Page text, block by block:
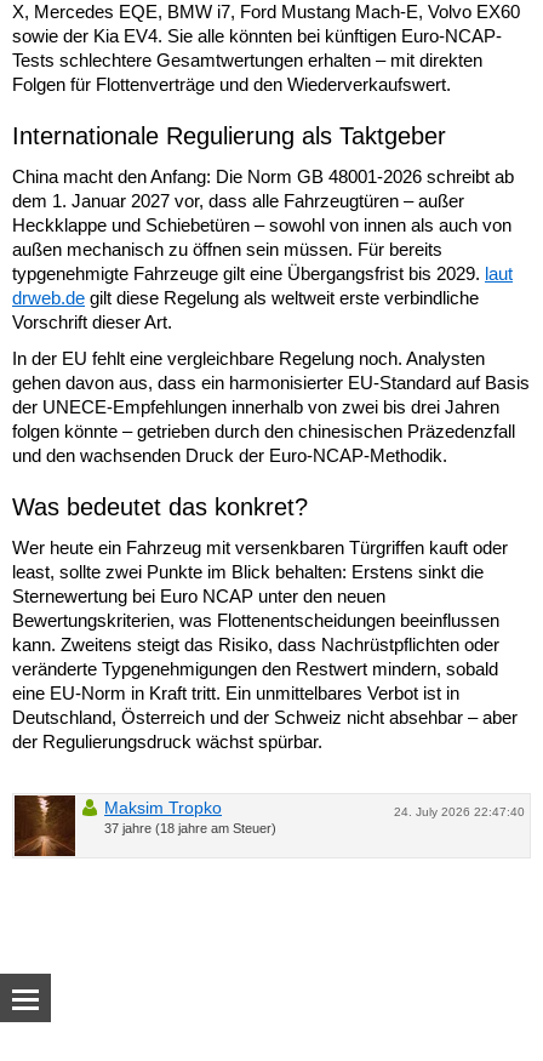
X, Mercedes EQE, BMW i7, Ford Mustang Mach-E, Volvo EX60
sowie der Kia EV4. Sie alle könnten bei künftigen Euro-NCAP-
Tests schlechtere Gesamtwertungen erhalten – mit direkten
Folgen für Flottenverträge und den Wiederverkaufswert.
Internationale Regulierung als Taktgeber
China macht den Anfang: Die Norm GB 48001-2026 schreibt ab
dem 1. Januar 2027 vor, dass alle Fahrzeugtüren – außer
Heckklappe und Schiebetüren – sowohl von innen als auch von
außen mechanisch zu öffnen sein müssen. Für bereits
typgenehmigte Fahrzeuge gilt eine Übergangsfrist bis 2029. laut
drweb.de gilt diese Regelung als weltweit erste verbindliche
Vorschrift dieser Art.
In der EU fehlt eine vergleichbare Regelung noch. Analysten
gehen davon aus, dass ein harmonisierter EU-Standard auf Basis
der UNECE-Empfehlungen innerhalb von zwei bis drei Jahren
folgen könnte – getrieben durch den chinesischen Präzedenzfall
und den wachsenden Druck der Euro-NCAP-Methodik.
Was bedeutet das konkret?
Wer heute ein Fahrzeug mit versenkbaren Türgriffen kauft oder
least, sollte zwei Punkte im Blick behalten: Erstens sinkt die
Sternewertung bei Euro NCAP unter den neuen
Bewertungskriterien, was Flottenentscheidungen beeinflussen
kann. Zweitens steigt das Risiko, dass Nachrüstpflichten oder
veränderte Typgenehmigungen den Restwert mindern, sobald
eine EU-Norm in Kraft tritt. Ein unmittelbares Verbot ist in
Deutschland, Österreich und der Schweiz nicht absehbar – aber
der Regulierungsdruck wächst spürbar.
24. July 2026 22:47:40
Maksim Tropko
37 jahre (18 jahre am Steuer)